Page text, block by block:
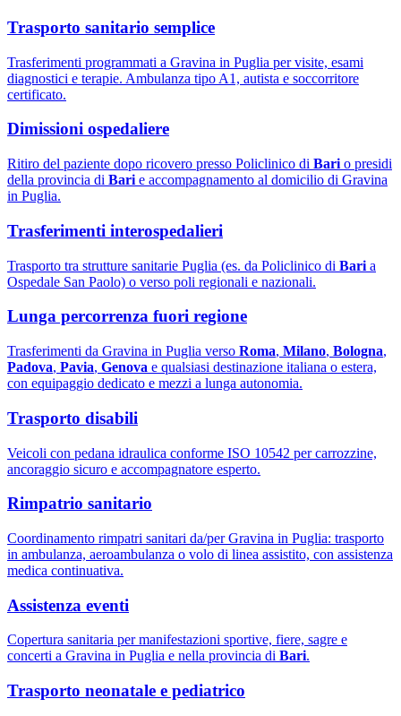
Trasporto sanitario semplice
Trasferimenti programmati a Gravina in Puglia per visite, esami
diagnostici e terapie. Ambulanza tipo A1, autista e soccorritore
certificato.
Dimissioni ospedaliere
Ritiro del paziente dopo ricovero presso Policlinico di Bari o presidi
della provincia di Bari e accompagnamento al domicilio di Gravina
in Puglia.
Trasferimenti interospedalieri
Trasporto tra strutture sanitarie Puglia (es. da Policlinico di Bari a
Ospedale San Paolo) o verso poli regionali e nazionali.
Lunga percorrenza fuori regione
Trasferimenti da Gravina in Puglia verso Roma, Milano, Bologna,
Padova, Pavia, Genova e qualsiasi destinazione italiana o estera,
con equipaggio dedicato e mezzi a lunga autonomia.
Trasporto disabili
Veicoli con pedana idraulica conforme ISO 10542 per carrozzine,
ancoraggio sicuro e accompagnatore esperto.
Rimpatrio sanitario
Coordinamento rimpatri sanitari da/per Gravina in Puglia: trasporto
in ambulanza, aeroambulanza o volo di linea assistito, con assistenza
medica continuativa.
Assistenza eventi
Copertura sanitaria per manifestazioni sportive, fiere, sagre e
concerti a Gravina in Puglia e nella provincia di Bari.
Trasporto neonatale e pediatrico